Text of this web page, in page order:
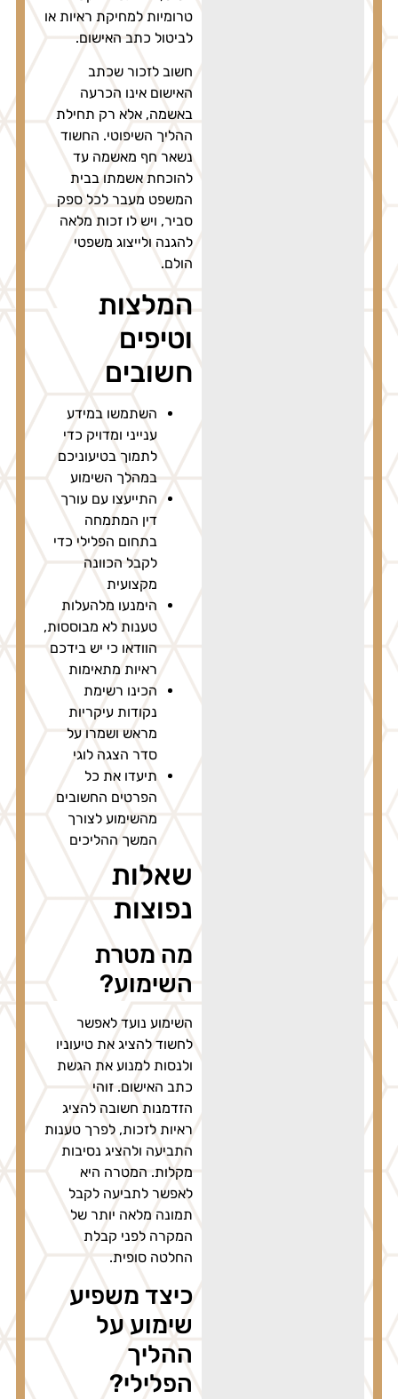
טרומיות למחיקת ראיות או
לביטול כתב האישום.
חשוב לזכור שכתב
האישום אינו הכרעה
באשמה, אלא רק תחילת
ההליך השיפוטי. החשוד
נשאר חף מאשמה עד
להוכחת אשמתו בבית
המשפט מעבר לכל ספק
סביר, ויש לו זכות מלאה
להגנה ולייצוג משפטי
הולם.
המלצות
וטיפים
חשובים
השתמשו במידע
ענייני ומדויק כדי
לתמוך בטיעוניכם
במהלך השימוע
התייעצו עם עורך
דין המתמחה
בתחום הפלילי כדי
לקבל הכוונה
מקצועית
הימנעו מלהעלות
טענות לא מבוססות,
הוודאו כי יש בידכם
ראיות מתאימות
הכינו רשימת
נקודות עיקריות
מראש ושמרו על
סדר הצגה לוגי
תיעדו את כל
הפרטים החשובים
מהשימוע לצורך
המשך ההליכים
שאלות
נפוצות
מה מטרת
השימוע?
השימוע נועד לאפשר
לחשוד להציג את טיעוניו
ולנסות למנוע את הגשת
כתב האישום. זוהי
הזדמנות חשובה להציג
ראיות לזכות, לפרך טענות
התביעה ולהציג נסיבות
מקלות. המטרה היא
לאפשר לתביעה לקבל
תמונה מלאה יותר של
המקרה לפני קבלת
החלטה סופית.
כיצד משפיע
שימוע על
ההליך
הפלילי?